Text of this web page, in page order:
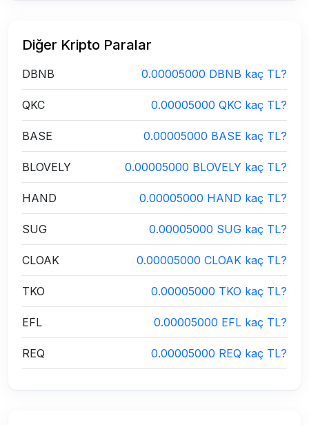
Diğer Kripto Paralar
DBNB 0.00005000 DBNB kaç TL?
QKC 0.00005000 QKC kaç TL?
BASE 0.00005000 BASE kaç TL?
BLOVELY 0.00005000 BLOVELY kaç TL?
HAND 0.00005000 HAND kaç TL?
SUG 0.00005000 SUG kaç TL?
CLOAK 0.00005000 CLOAK kaç TL?
TKO 0.00005000 TKO kaç TL?
EFL 0.00005000 EFL kaç TL?
REQ 0.00005000 REQ kaç TL?